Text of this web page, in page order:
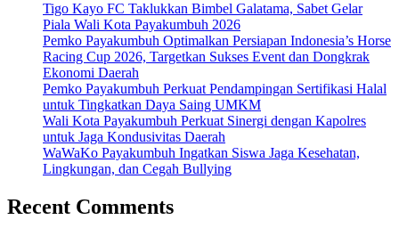
Tigo Kayo FC Taklukkan Bimbel Galatama, Sabet Gelar
Piala Wali Kota Payakumbuh 2026
Pemko Payakumbuh Optimalkan Persiapan Indonesia’s Horse
Racing Cup 2026, Targetkan Sukses Event dan Dongkrak
Ekonomi Daerah
Pemko Payakumbuh Perkuat Pendampingan Sertifikasi Halal
untuk Tingkatkan Daya Saing UMKM
Wali Kota Payakumbuh Perkuat Sinergi dengan Kapolres
untuk Jaga Kondusivitas Daerah
WaWaKo Payakumbuh Ingatkan Siswa Jaga Kesehatan,
Lingkungan, dan Cegah Bullying
Recent Comments